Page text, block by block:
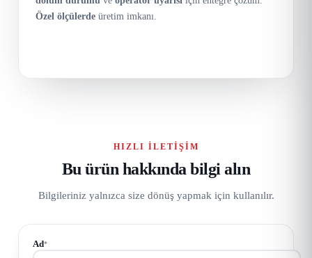
Özel ölçülerde üretim imkanı.
HIZLI İLETIŞIM
Bu ürün hakkında bilgi alın
Bilgileriniz yalnızca size dönüş yapmak için kullanılır.
Ad*